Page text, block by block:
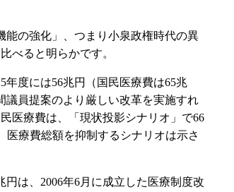
能の強化」、つまり小泉政権時代の異
べると明らかです。
年度には56兆円（国民医療費は65兆
議員提案のより厳しい改革を実施すれ
医療費は、「現状投影シナリオ」で66
医療費総額を抑制するシナリオは示さ
は、2006年6月に成立した医療制度改